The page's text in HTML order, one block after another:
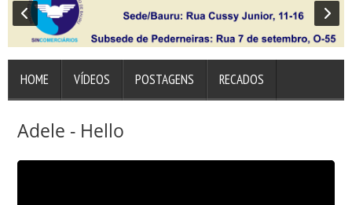
HOME VÍDEOS POSTAGENS RECADOS
Adele - Hello